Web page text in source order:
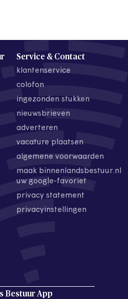
Service & Contact
klantenservice
colofon
ingezonden stukken
nieuwsbrieven
adverteren
vacature plaatsen
algemene voorwaarden
maak binnenlandsbestuur.nl
uw google-favoriet
privacy statement
privacyinstellingen
Bestuur App